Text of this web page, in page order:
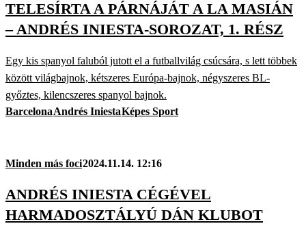
TELESÍRTA A PÁRNÁJÁT A LA MASIÁN
– ANDRÉS INIESTA-SOROZAT, 1. RÉSZ
Egy kis spanyol faluból jutott el a futballvilág csúcsára, s lett többek
között világbajnok, kétszeres Európa-bajnok, négyszeres BL-
győztes, kilencszeres spanyol bajnok.
BarcelonaAndrés IniestaKépes Sport
Minden más foci2024.11.14. 12:16
ANDRÉS INIESTA CÉGÉVEL
HARMADOSZTÁLYÚ DÁN KLUBOT